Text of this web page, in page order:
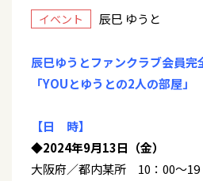
イベント 辰巳 ゆうと
辰巳ゆうとファンクラブ会員完
「YOUとゆうとの2人の部屋」
【日 時】
◆2024年9月13日（金）
大阪府／都内某所 10：00～19